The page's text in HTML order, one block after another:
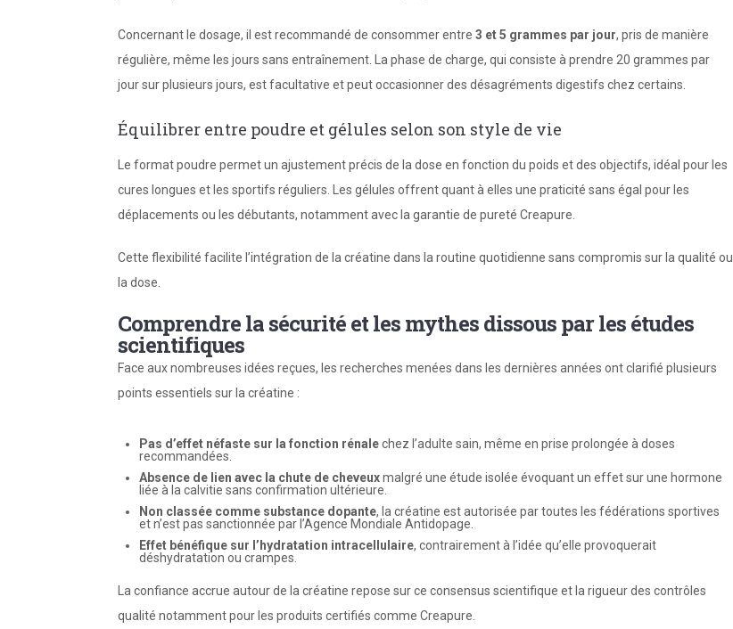
Concernant le dosage, il est recommandé de consommer entre 3 et 5 grammes par jour, pris de manière
régulière, même les jours sans entraînement. La phase de charge, qui consiste à prendre 20 grammes par
jour sur plusieurs jours, est facultative et peut occasionner des désagréments digestifs chez certains.
Équilibrer entre poudre et gélules selon son style de vie
Le format poudre permet un ajustement précis de la dose en fonction du poids et des objectifs, idéal pour les
cures longues et les sportifs réguliers. Les gélules offrent quant à elles une praticité sans égal pour les
déplacements ou les débutants, notamment avec la garantie de pureté Creapure.
Cette flexibilité facilite l’intégration de la créatine dans la routine quotidienne sans compromis sur la qualité ou
la dose.
Comprendre la sécurité et les mythes dissous par les études
scientifiques
Face aux nombreuses idées reçues, les recherches menées dans les dernières années ont clarifié plusieurs
points essentiels sur la créatine :
Pas d’effet néfaste sur la fonction rénalechez l’adulte sain, même en prise prolongée à doses
recommandées.
Absence de lien avec la chute de cheveuxmalgré une étude isolée évoquant un effet sur une hormone
liée à la calvitie sans confirmation ultérieure.
Non classée comme substance dopante, la créatine est autorisée par toutes les fédérations sportives
et n’est pas sanctionnée par l’Agence Mondiale Antidopage.
Effet bénéfique sur l’hydratation intracellulaire, contrairement à l’idée qu’elle provoquerait
déshydratation ou crampes.
La confiance accrue autour de la créatine repose sur ce consensus scientifique et la rigueur des contrôles
qualité notamment pour les produits certifiés comme Creapure.